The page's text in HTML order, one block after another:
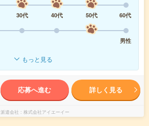
30代 40代 50代
60代
男性
もっと見る
応募へ進む 詳しく見る
派遣会社 株式会社アイエーイー